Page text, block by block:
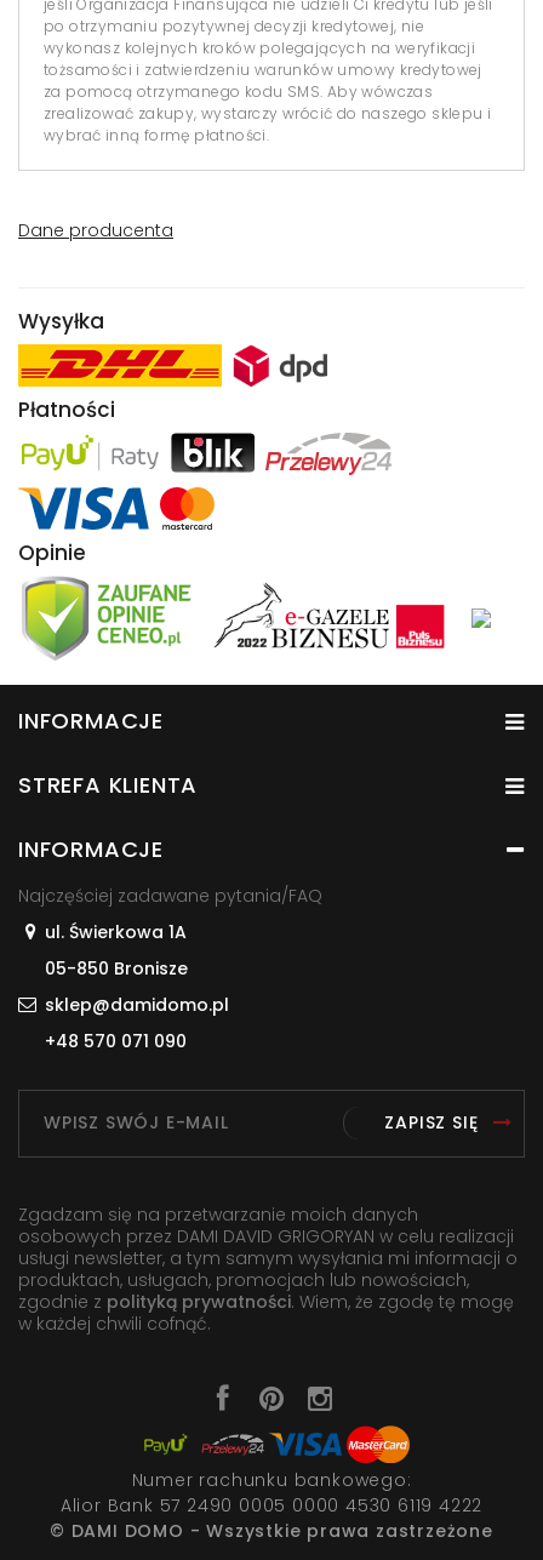
po otrzymaniu pozytywnej decyzji kredytowej, nie
wykonasz kolejnych kroków polegających na weryfikacji
tożsamości i zatwierdzeniu warunków umowy kredytowej
za pomocą otrzymanego kodu SMS. Aby wówczas
zrealizować zakupy, wystarczy wrócić do naszego sklepu i
wybrać inną formę płatności.
Dane producenta
Wysyłka
Płatności
Opinie
INFORMACJE
STREFA KLIENTA
INFORMACJE
Najczęściej zadawane pytania/FAQ
ul. Świerkowa 1A
05-850 Bronisze
sklep@damidomo.pl
+48 570 071 090
ZAPISZ SIĘ
Zgadzam się na przetwarzanie moich danych
osobowych przez DAMI DAVID GRIGORYAN w celu realizacji
usługi newsletter, a tym samym wysyłania mi informacji o
produktach, usługach, promocjach lub nowościach,
zgodnie z polityką prywatności. Wiem, że zgodę tę mogę
w każdej chwili cofnąć.
Numer rachunku bankowego:
Alior Bank 57 2490 0005 0000 4530 6119 4222
© DAMI DOMO - Wszystkie prawa zastrzeżone